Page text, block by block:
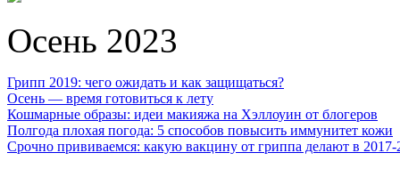
Осень 2023
Грипп 2019: чего ожидать и как защищаться?
Осень — время готовиться к лету
Кошмарные образы: идеи макияжа на Хэллоуин от блогеров
Полгода плохая погода: 5 способов повысить иммунитет кожи
Срочно прививаемся: какую вакцину от гриппа делают в 2017-